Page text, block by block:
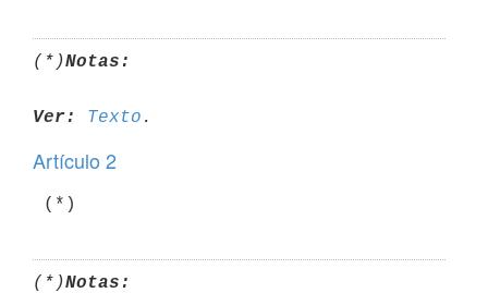
(*)Notas:
Ver: Texto
Artículo 2
(*)
(*)Notas: